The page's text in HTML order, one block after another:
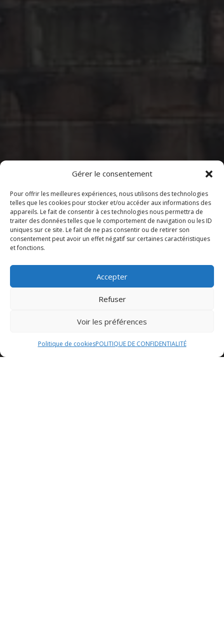
Gérer le consentement
Pour offrir les meilleures expériences, nous utilisons des technologies
telles que les cookies pour stocker et/ou accéder aux informations des
appareils. Le fait de consentir à ces technologies nous permettra de
traiter des données telles que le comportement de navigation ou les ID
uniques sur ce site. Le fait de ne pas consentir ou de retirer son
consentement peut avoir un effet négatif sur certaines caractéristiques
et fonctions.
Accepter
Refuser
Voir les préférences
Politique de cookiesPOLITIQUE DE CONFIDENTIALITÉ